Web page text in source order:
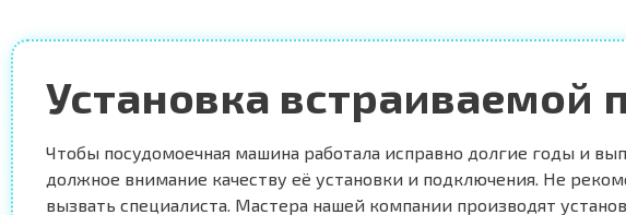
Установка
Чтобы посудомоечная машина работала исправно долгие годы и
должное внимание качеству её установки и подключения. Не
вызвать специалиста. Мастера нашей компании производят